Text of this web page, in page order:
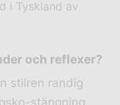
i Tyskland av
och reflexer?
stilren randig
stängning